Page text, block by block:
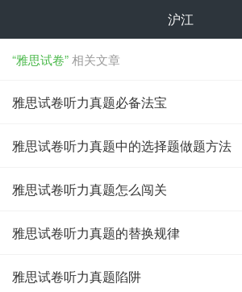
沪江
“雅思试卷”相关文章
雅思试卷听力真题必备法宝
雅思试卷听力真题中的选择题做题方法
雅思试卷听力真题怎么闯关
雅思试卷听力真题的替换规律
雅思试卷听力真题陷阱